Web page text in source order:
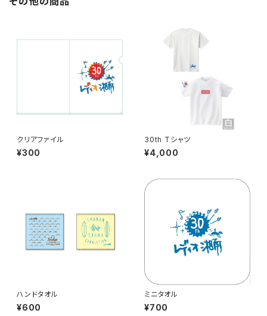
クリアファイル
¥300
30th Tシャツ
¥4,000
ハンドタオル
¥600
ミニタオル
¥700